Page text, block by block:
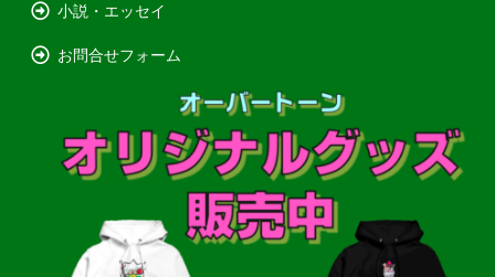
小説・エッセイ
お問合せフォーム